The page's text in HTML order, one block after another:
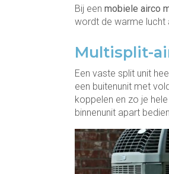
Bij een mobiele airco
wordt de warme lucht
Multisplit-
Een vaste split unit
een buitenunit met
koppelen en zo je
binnenunit apart